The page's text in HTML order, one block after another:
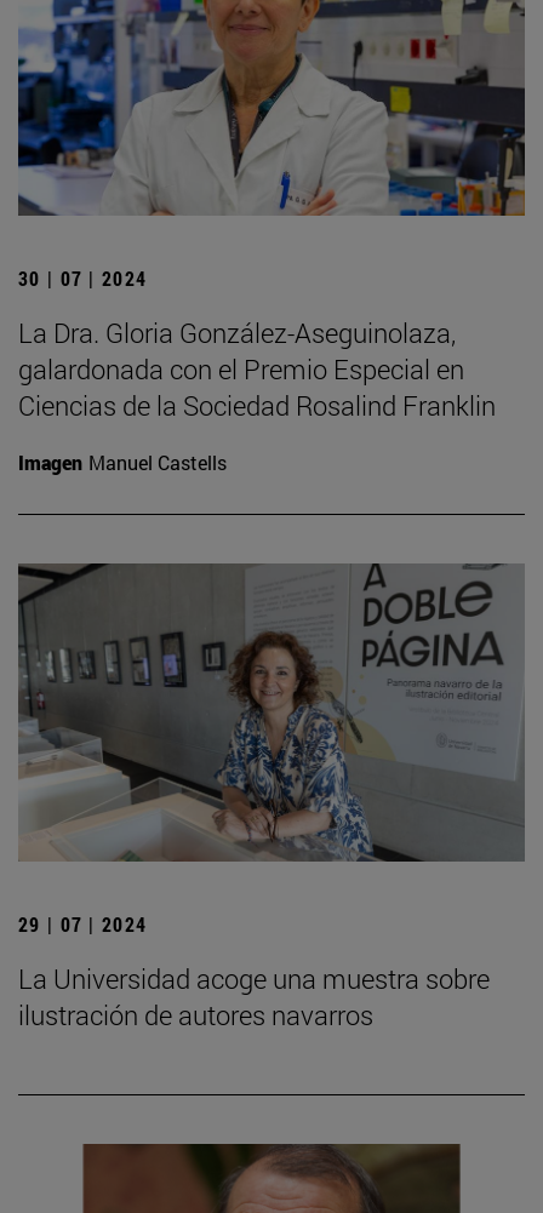
30 | 07 | 2024
La Dra. Gloria González-Aseguinolaza,
galardonada con el Premio Especial en
Ciencias de la Sociedad Rosalind Franklin
Imagen Manuel Castells
29 | 07 | 2024
La Universidad acoge una muestra sobre
ilustración de autores navarros